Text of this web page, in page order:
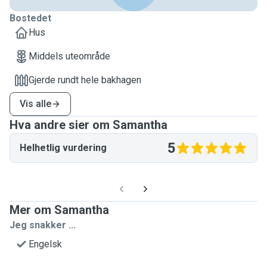
Bostedet
Hus
Middels uteområde
Gjerde rundt hele bakhagen
Vis alle
Hva andre sier om Samantha
Helhetlig vurdering 5
Mer om Samantha
Jeg snakker ...
Engelsk